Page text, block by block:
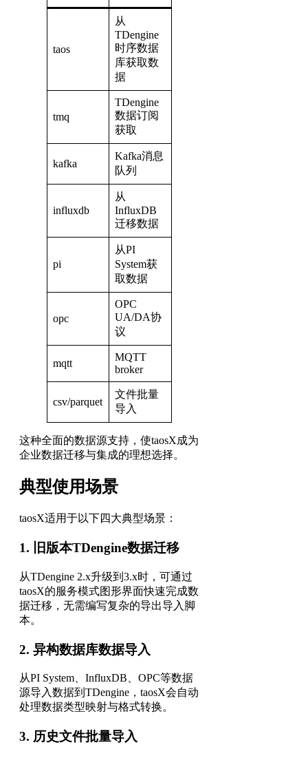
taos
从
TDengine
时序数据
库获取数
据
tmq
TDengine
数据订阅
获取
kafka
Kafka消息
队列
influxdb
从
InfluxDB
迁移数据
pi
从PI
System获
取数据
opc
OPC
UA/DA协
议
mqtt
MQTT
broker
csv/parquet
文件批量
导入
这种全面的数据源支持，使taosX成为
企业数据迁移与集成的理想选择。
典型使用场景
taosX适用于以下四大典型场景：
1. 旧版本TDengine数据迁移
从TDengine 2.x升级到3.x时，可通过
taosX的服务模式图形界面快速完成数
据迁移，无需编写复杂的导出导入脚
本。
2. 异构数据库数据导入
从PI System、InfluxDB、OPC等数据
源导入数据到TDengine，taosX会自动
处理数据类型映射与格式转换。
3. 历史文件批量导入